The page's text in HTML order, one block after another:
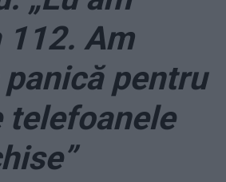
112. Am
pentru
telefoanele